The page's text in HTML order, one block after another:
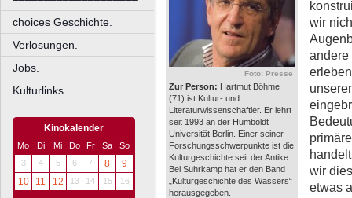
choices Geschichte.
Verlosungen.
Jobs.
Kulturlinks
Kinokalender
Mo Di Mi Do Fr Sa
So
3
4 5 6 7 8
9
10
11 12 13 14 15 16
Foto: Presse
Zur Person: Hartmut Böhme
(71) ist Kultur- und
Literaturwissenschaftler. Er lehrt
seit 1993 an der Humboldt
Universität Berlin. Einer seiner
Forschungsschwerpunkte ist die
Kulturgeschichte seit der Antike.
Bei Suhrkamp hat er den Band
„Kulturgeschichte des Wassers“
herausgegeben.
wir
andere
wir
etwas